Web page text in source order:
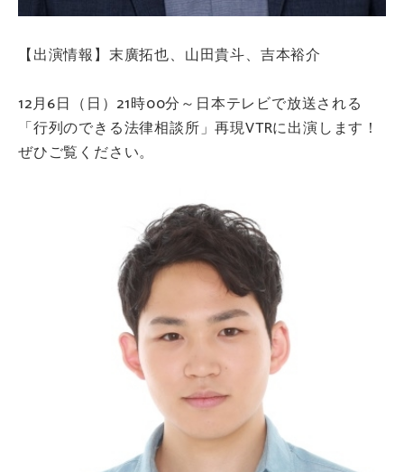
【出演情報】末廣拓也、山田貴斗、吉本裕介
12月6日（日）21時00分～日本テレビで放送される
「行列のできる法律相談所」再現VTRに出演します！
ぜひご覧ください。